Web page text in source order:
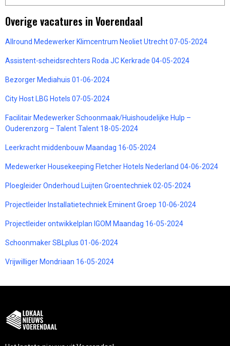
Overige vacatures in Voerendaal
Allround Medewerker Klimcentrum Neoliet Utrecht 07-05-2024
Assistent-scheidsrechters Roda JC Kerkrade 04-05-2024
Bezorger Mediahuis 01-06-2024
City Host LBG Hotels 07-05-2024
Facilitair Medewerker Schoonmaak/Huishoudelijke Hulp –
Ouderenzorg – Talent Talent 18-05-2024
Leerkracht middenbouw Maandag 16-05-2024
Medewerker Housekeeping Fletcher Hotels Nederland 04-06-2024
Ploegleider Onderhoud Luijten Groentechniek 02-05-2024
Projectleider Installatietechniek Eminent Groep 10-06-2024
Projectleider ontwikkelplan IGOM Maandag 16-05-2024
Schoonmaker SBLplus 01-06-2024
Vrijwilliger Mondriaan 16-05-2024